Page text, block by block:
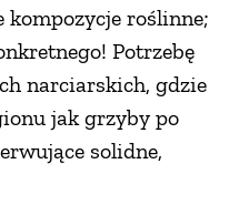
roślinne;
Potrzebę
narciarskich, gdzie
jak grzyby po
solidne,